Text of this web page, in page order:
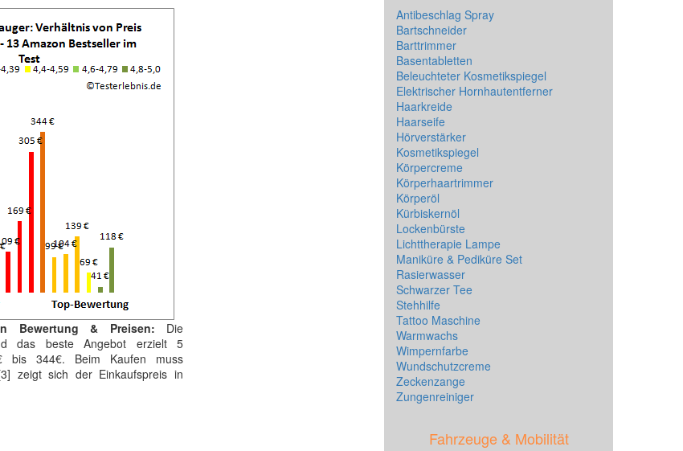
Bewertung & Preisen: Die
das beste Angebot erzielt 5
bis 344€. Beim Kaufen muss
zeigt sich der Einkaufspreis in
Antibeschlag Spray
Bartschneider
Barttrimmer
Basentabletten
Beleuchteter Kosmetikspiegel
Elektrischer Hornhautentferner
Haarkreide
Haarseife
Hörverstärker
Kosmetikspiegel
Körpercreme
Körperhaartrimmer
Körperöl
Kürbiskernöl
Lockenbürste
Lichttherapie Lampe
Maniküre & Pediküre Set
Rasierwasser
Schwarzer Tee
Stehhilfe
Tattoo Maschine
Warmwachs
Wimpernfarbe
Wundschutzcreme
Zeckenzange
Zungenreiniger
Fahrzeuge & Mobilität